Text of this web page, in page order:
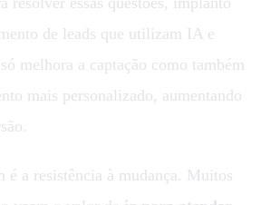
de leads que utilizam IA e
melhora a captação como também
mais personalizado, aumentando
é a resistência à mudança. Muitos